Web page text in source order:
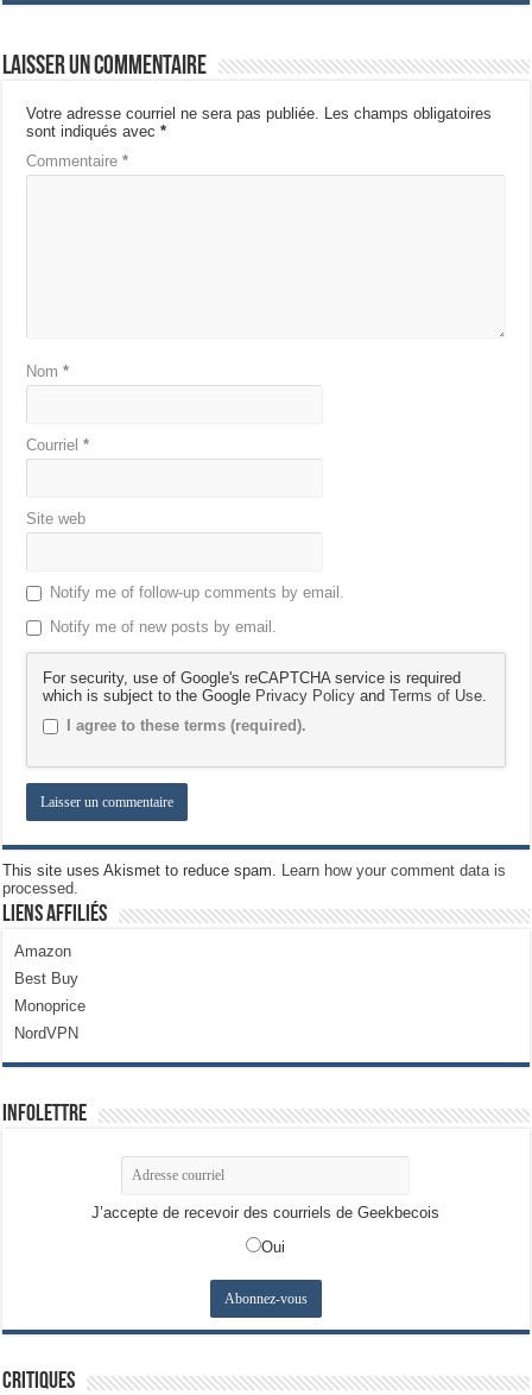
Laisser un commentaire
Votre adresse courriel ne sera pas publiée. Les champs obligatoires
sont indiqués avec*
Commentaire*
Nom*
Courriel*
Site web
Notify me of follow-up comments by email.
Notify me of new posts by email.
For security, use of Google's reCAPTCHA service is required
which is subject to the Google Privacy Policy andTerms of Use
I agree to these terms (required).
This site uses Akismet to reduce spam. Learn how your comment data is
processed.
Liens Affiliés
Amazon
Best Buy
Monoprice
NordVPN
Infolettre
J’accepte de recevoir des courriels de Geekbecois
Oui
Critiques